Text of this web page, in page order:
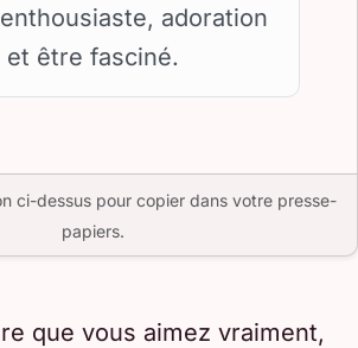
adoration
et être fasciné.
ci-dessus pour copier dans votre presse-
papiers.
que vous aimez vraiment,